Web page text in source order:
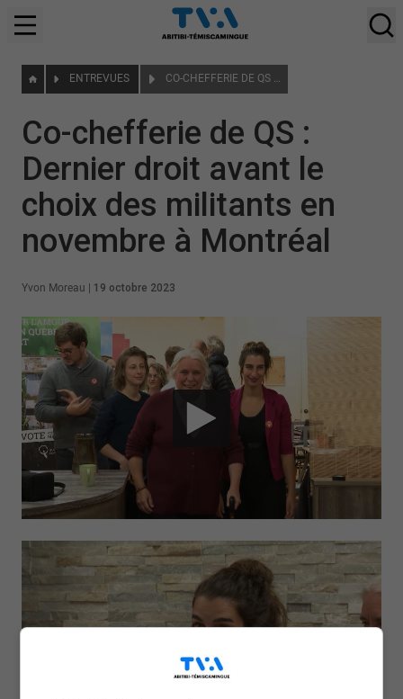
ENTREVUES CO-CHEFFERIE DE QS : DERNIER DROIT AVANT LE CHOIX DES MILITANTS EN NOVEMBRE À MONTRÉAL
Co-chefferie de QS :
Dernier droit avant le
choix des militants en
novembre à Montréal
Yvon Moreau 19 octobre 2023